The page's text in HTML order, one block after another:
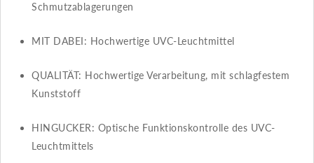
Schmutzablagerungen
MIT DABEI​​: Hochwertige UVC-Leuchtmittel
QUALITÄT​​: Hochwertige Verarbeitung, mit schlagfestem
Kunststoff
HINGUCKER​​: Optische Funktionskontrolle des UVC-
Leuchtmittels